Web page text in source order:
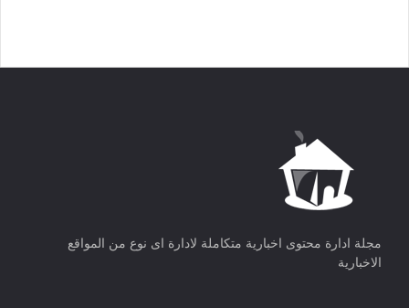
مجلة ادارة محتوى اخبارية متكاملة لادارة اى نوع من المواقع
الاخبارية